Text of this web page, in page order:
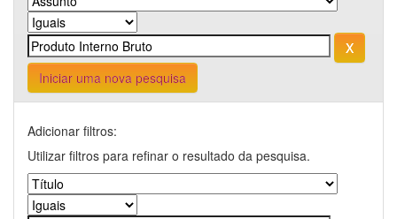
Iniciar uma nova pesquisa
Adicionar filtros:
Utilizar filtros para refinar o resultado da pesquisa.